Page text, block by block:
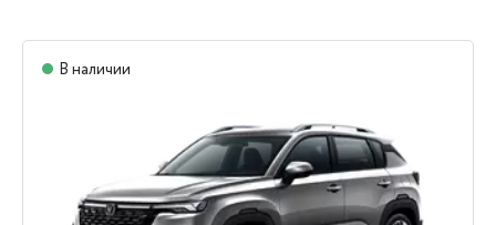
В наличии